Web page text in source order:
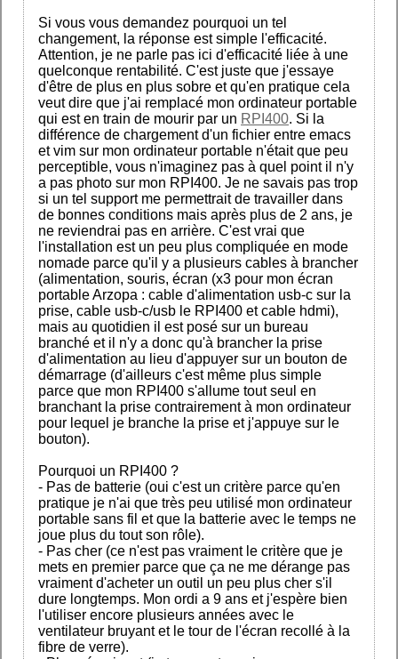
Si vous vous demandez pourquoi un tel
changement, la réponse est simple l'efficacité.
Attention, je ne parle pas ici d'efficacité liée à une
quelconque rentabilité. C'est juste que j'essaye
d'être de plus en plus sobre et qu'en pratique cela
veut dire que j'ai remplacé mon ordinateur portable
qui est en train de mourir par un RPI400. Si la
différence de chargement d'un fichier entre emacs
et vim sur mon ordinateur portable n'était que peu
perceptible, vous n'imaginez pas à quel point il n'y
a pas photo sur mon RPI400. Je ne savais pas trop
si un tel support me permettrait de travailler dans
de bonnes conditions mais après plus de 2 ans, je
ne reviendrai pas en arrière. C'est vrai que
l'installation est un peu plus compliquée en mode
nomade parce qu'il y a plusieurs cables à brancher
(alimentation, souris, écran (x3 pour mon écran
portable Arzopa : cable d'alimentation usb-c sur la
prise, cable usb-c/usb le RPI400 et cable hdmi),
mais au quotidien il est posé sur un bureau
branché et il n'y a donc qu'à brancher la prise
d'alimentation au lieu d'appuyer sur un bouton de
démarrage (d'ailleurs c'est même plus simple
parce que mon RPI400 s'allume tout seul en
branchant la prise contrairement à mon ordinateur
pour lequel je branche la prise et j'appuye sur le
bouton).
Pourquoi un RPI400 ?
- Pas de batterie (oui c'est un critère parce qu'en
pratique je n'ai que très peu utilisé mon ordinateur
portable sans fil et que la batterie avec le temps ne
joue plus du tout son rôle).
- Pas cher (ce n'est pas vraiment le critère que je
mets en premier parce que ça ne me dérange pas
vraiment d'acheter un outil un peu plus cher s'il
dure longtemps. Mon ordi a 9 ans et j'espère bien
l'utiliser encore plusieurs années avec le
ventilateur bruyant et le tour de l'écran recollé à la
fibre de verre).